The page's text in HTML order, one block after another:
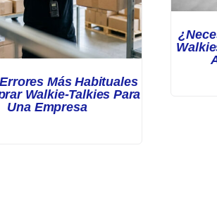
Más Habituales
Walkie-Talkies Para
Una Empresa